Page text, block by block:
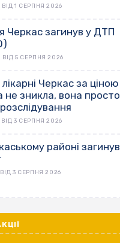
ВІД 1 СЕРПНЯ 2026
Черкас загинув у ДТП
ВІД 5 СЕРПНЯ 2026
Черкас за ціною
не зникла, вона просто
ВІД 3 СЕРПНЯ 2026
районі загинув
ВІД 3 СЕРПНЯ 2026